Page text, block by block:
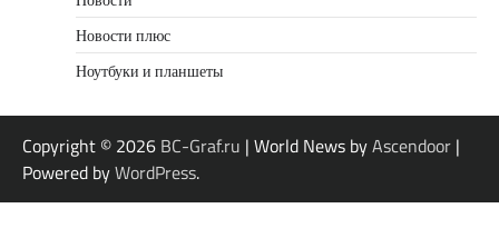
Новости плюс
Ноутбуки и планшеты
Copyright © 2026 BC-Graf.ru | World News byAscendoor |
Powered byWordPress.